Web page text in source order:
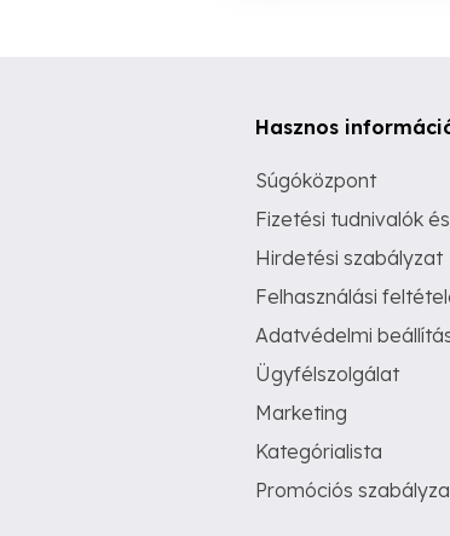
Hasznos
Súgóközpont
Fizetési tudnivalók
Hirdetési szabályzat
Felhasználási
Adatvédelmi
Ügyfélszolgálat
Marketing
Kategórialista
Promóciós